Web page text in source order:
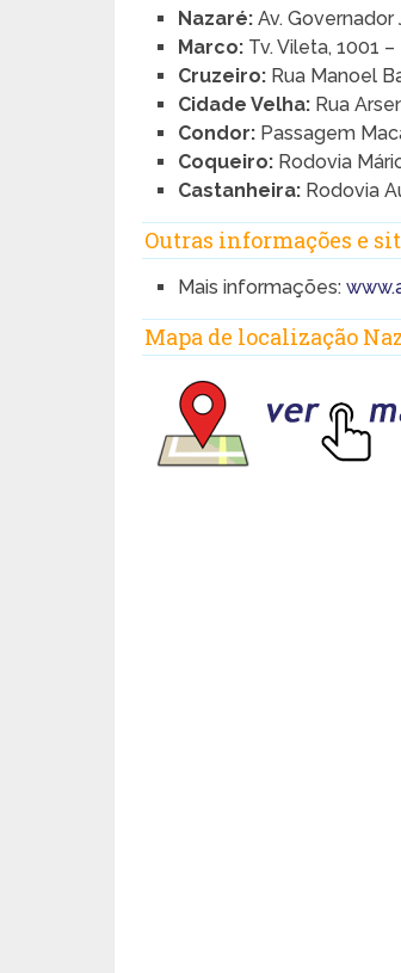
Nazaré: Av. Governador
Marco: Tv. Vileta, 1001
Cruzeiro: Rua Manoel
Cidade Velha: Rua
Condor: Passagem
Coqueiro: Rodovia
Castanheira: Rodovia
Outras informações e
Mais informações:
Mapa de localização